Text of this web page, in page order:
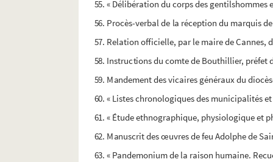
55. « Délibération du corps des
56. Procès-verbal de la réception du marquis
57. Relation officielle, par le maire de Cannes,
58. Instructions du comte de Bouthillier,
59. Mandement des vicaires généraux du
60. « Listes chronologiques des municipalités
61. « Étude ethnographique, physiologique et
62. Manuscrit des œuvres de feu Adolphe de
63. « Pandemonium de la raison humaine.